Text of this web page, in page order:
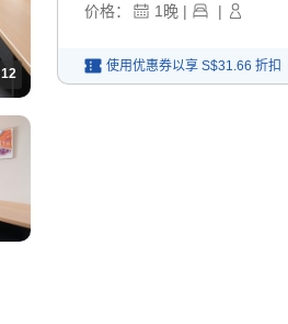
12
价格： 1 晚 | |
使用优惠券以享 S$31.66 折扣